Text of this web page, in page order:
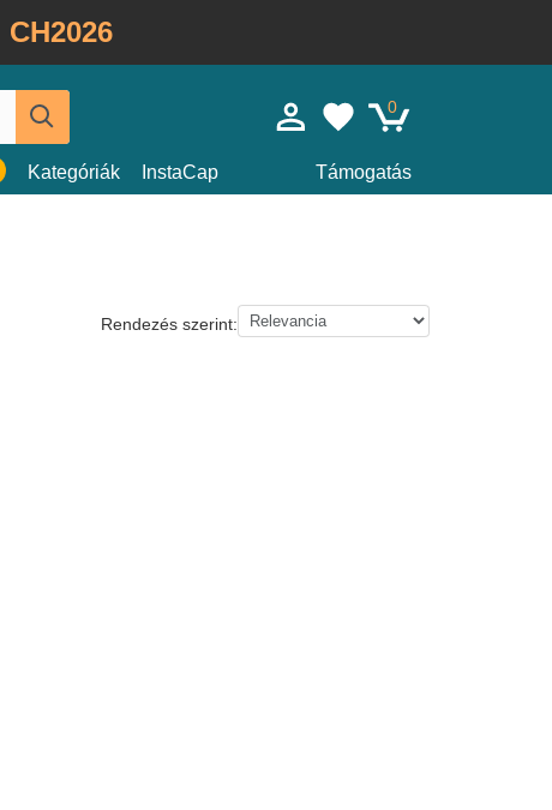
CH2026
0
Kategóriák InstaCap Támogatás
Rendezés szerint: